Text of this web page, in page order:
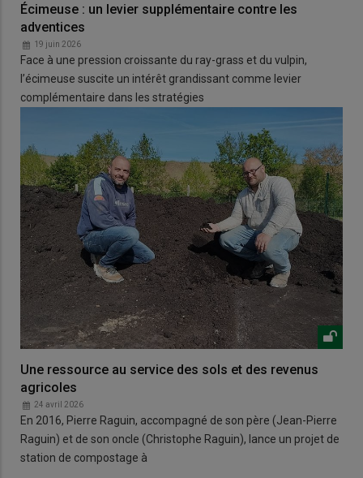
Écimeuse : un levier supplémentaire contre les
adventices
19 juin 2026
Face à une pression croissante du ray-grass et du vulpin,
l’écimeuse suscite un intérêt grandissant comme levier
complémentaire dans les stratégies
Une ressource au service des sols et des revenus
agricoles
24 avril 2026
En 2016, Pierre Raguin, accompagné de son père (Jean-Pierre
Raguin) et de son oncle (Christophe Raguin), lance un projet de
station de compostage à